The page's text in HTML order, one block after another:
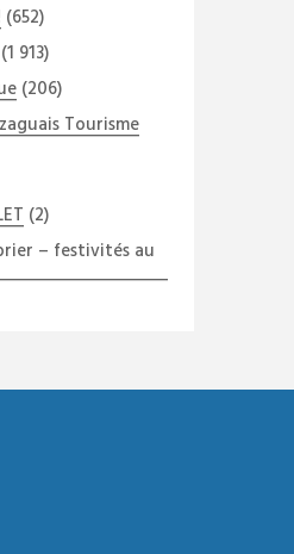
(652)
913)
(206)
Tourisme
(2)
– festivités au